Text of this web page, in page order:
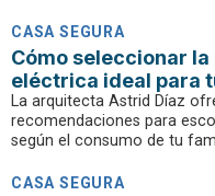
CASA SEGURA
Cómo seleccionar la
eléctrica ideal para
La arquitecta Astrid Díaz
recomendaciones para
según el consumo de tu
CASA SEGURA